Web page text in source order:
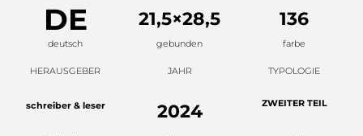
DE
deutsch
21,5×28,5
gebunden
136
farbe
HERAUSGEBER
schreiber & leser
JAHR
2024
TYPOLOGIE
ZWEITER TEIL